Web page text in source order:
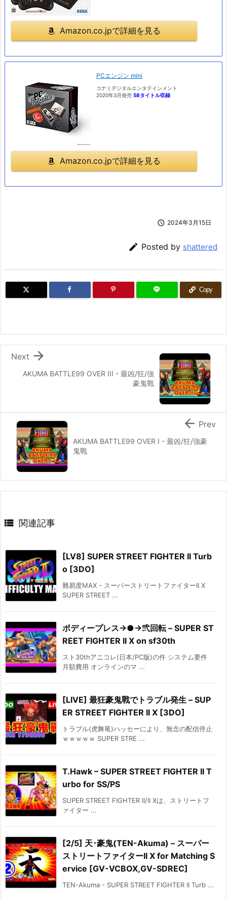
Amazon.co.jpで詳細を見る
PCエンジン mini
コナミデジタルエンタテインメント
2020年3月発売 58タイトル収録
Amazon.co.jpで詳細を見る
 2024年3月15日
 Posted by shattered
Copy
AKUMA BATTLE99 OVER III - 最凶/狂/強
豪鬼戰

Next
AKUMA BATTLE99 OVER I - 最凶/狂/強豪
鬼戰
 Prev
 関連記事
[LV8] SUPER STREET FIGHTER II Turb
o [3DO]
難易度MAX - スーパーストリートファイターII X
SUPER STREET ...
ボディープレス→●→弐回転 – SUPER ST
REET FIGHTER II X on sf30th
スト30thアニコレ(日本/PC版)の件 システム要件
月額費用 オンラインのマ ...
[LIVE] 最狂豪鬼戰でトラブル発生 – SUP
ER STREET FIGHTER II X [3DO]
トラブル(虎舞竜)ハッセーにより、無念の配信停止
ｗｗｗｗｗ SUPER STRE ...
T.Hawk – SUPER STREET FIGHTER II T
urbo for SS/PS
SUPER STREET FIGHTER II/II Xは、ストリートフ
ァイター ...
[2/5] 天･豪鬼(TEN-Akuma) – スーパー
ストリートファイターII X for Matching S
ervice [GV-VCBOX,GV-SDREC]
TEN-Akuma - SUPER STREET FIGHTER II Turb ...